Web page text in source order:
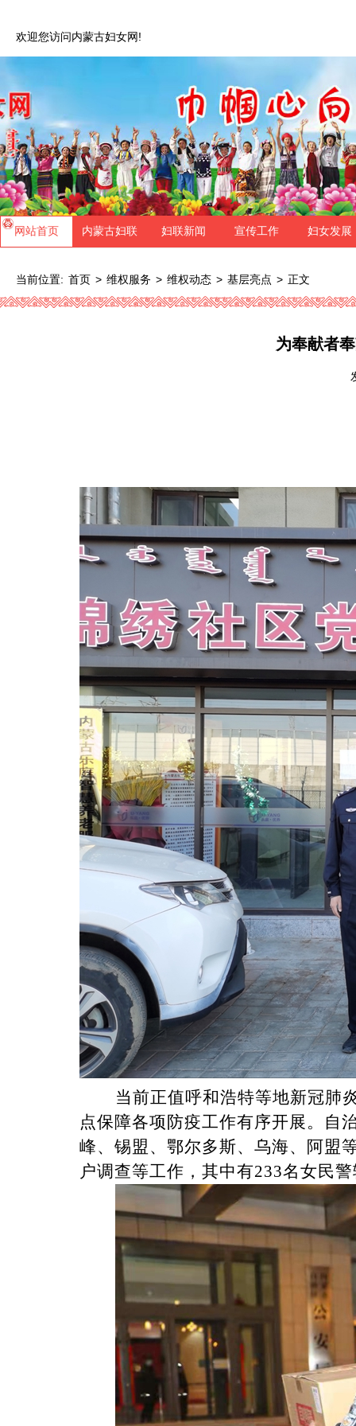
欢迎您访问内蒙古妇女网!
网站首页 内蒙古妇联 妇联新闻 宣传工作 妇女发展
当前位置: 首页 > 维权服务 > 维权动态 > 基层亮点 > 正文
为奉献者
当前正值呼和浩特等地新冠肺
点保障各项防疫工作有序开展。自
峰、锡盟、鄂尔多斯、乌海、阿盟
户调查等工作，其中有233名女民